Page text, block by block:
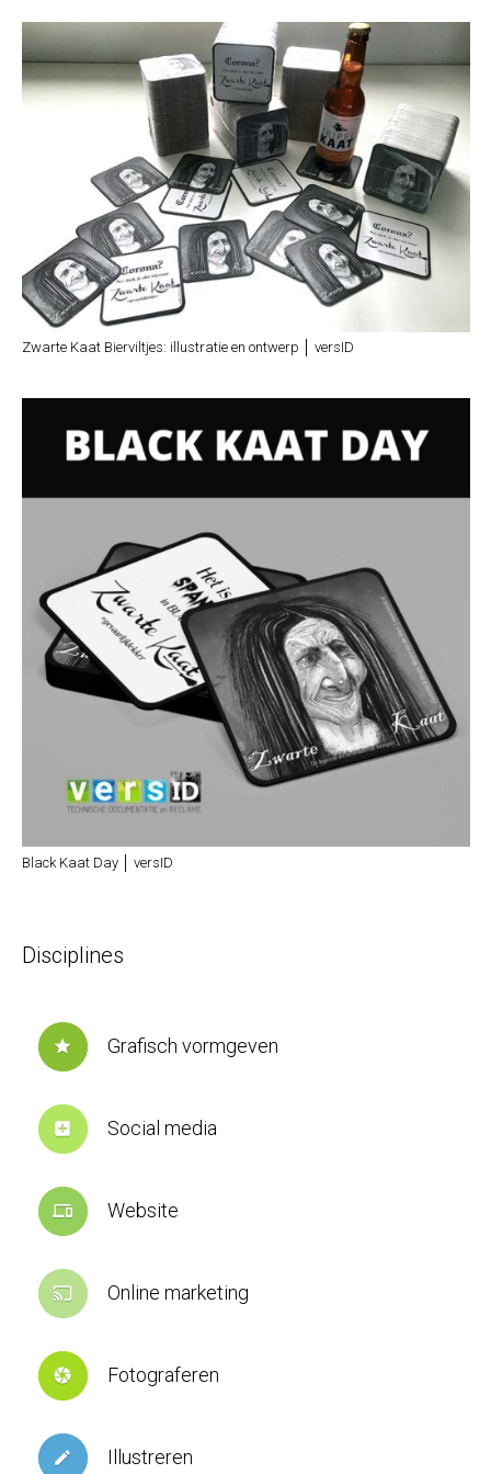
Zwarte Kaat Bierviltjes: illustratie en ontwerp │ versID
Black Kaat Day │ versID
Disciplines
star Grafisch vormgeven
add_box Social media
devices Website
cast Online marketing
camera Fotograferen
create Illustreren